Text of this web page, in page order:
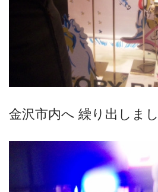
金沢市内へ 繰り出しま